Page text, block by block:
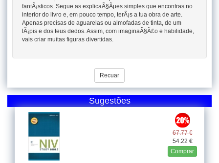
fantÃ¡sticos. Segue as explicaÃ§Ãµes simples que encontras no
interior do livro e, em pouco tempo, terÃ¡s a tua obra de arte.
Apenas precisas de aguarelas ou almofadas de tinta, de um
lÃ¡pis e dos teus dedos. Assim, com imaginaÃ§Ã£o e habilidade,
vais criar muitas figuras divertidas.
Recuar
Sugestões
67.77 €
54.22 €
Comprar